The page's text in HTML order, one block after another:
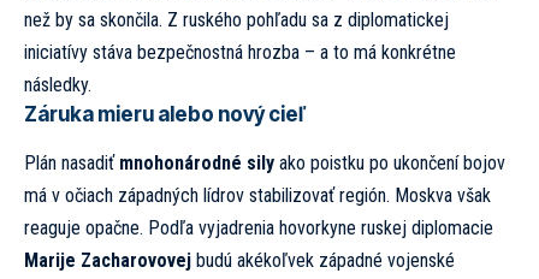
než by sa skončila. Z ruského pohľadu sa z diplomatickej
iniciatívy stáva bezpečnostná hrozba – a to má konkrétne
následky.
Záruka mieru alebo nový cieľ
Plán nasadiť mnohonárodné sily ako poistku po ukončení bojov
má v očiach západných lídrov stabilizovať región. Moskva však
reaguje opačne. Podľa vyjadrenia hovorkyne ruskej diplomacie
Marije Zacharovovej budú akékoľvek západné vojenské